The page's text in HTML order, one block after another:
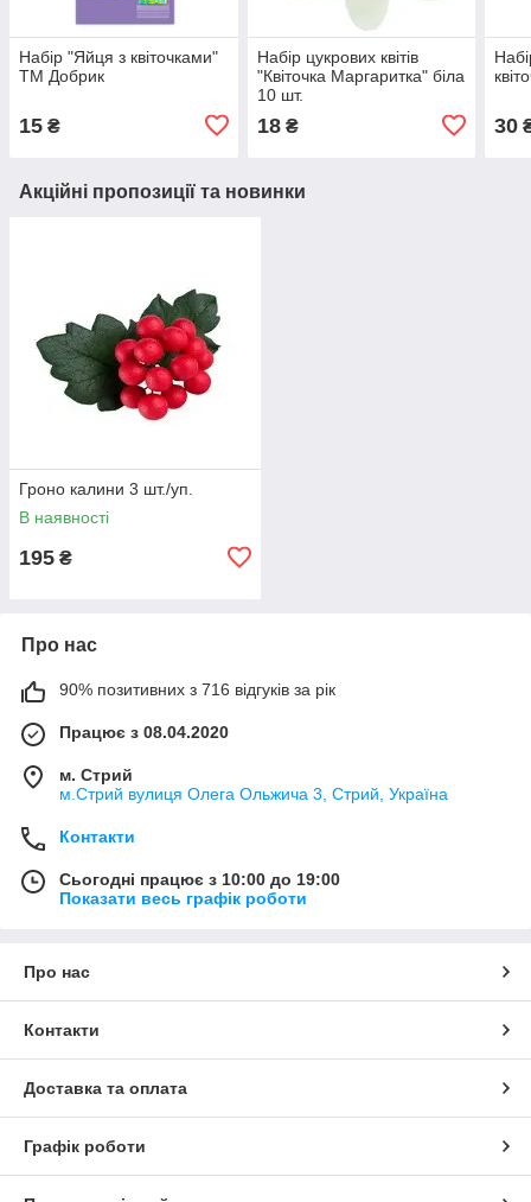
Набір "Яйця з квіточками"
ТМ Добрик
15 ₴
Набір цукрових квітів
"Квіточка Маргаритка" біла
10 шт.
18₴ 30
Акційні пропозиції та новинки
Гроно калини 3 шт./уп.
В наявності
195 ₴
Про нас
90% позитивних з 716 відгуків за рік
Працює з 08.04.2020
м. Стрий
м.Стрий вулиця Олега Ольжича 3, Стрий, Україна
Контакти
Сьогодні працює з 10:00 до 19:00
Показати весь графік роботи
Про нас
Контакти
Доставка та оплата
Графік роботи